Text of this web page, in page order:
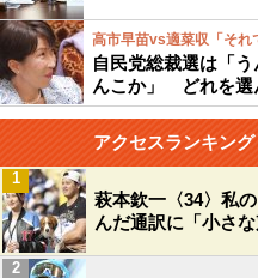
高市早苗vs適菜収「それ
自民党総裁選は「
んこか」 どれを選
アクセスランキング
萩本欽一〈34〉私
んだ通訳に「小さ
1
2